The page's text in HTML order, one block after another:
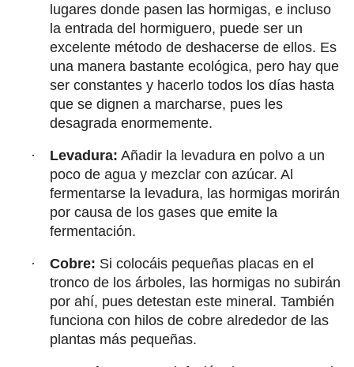
lugares donde pasen las hormigas, e incluso
la entrada del hormiguero, puede ser un
excelente método de deshacerse de ellos. Es
una manera bastante ecológica, pero hay que
ser constantes y hacerlo todos los días hasta
que se dignen a marcharse, pues les
desagrada enormemente.
· Levadura: Añadir la levadura en polvo a un
poco de agua y mezclar con azúcar. Al
fermentarse la levadura, las hormigas morirán
por causa de los gases que emite la
fermentación.
· Cobre: Si colocáis pequeñas placas en el
tronco de los árboles, las hormigas no subirán
por ahí, pues detestan este mineral. También
funciona con hilos de cobre alrededor de las
plantas más pequeñas.